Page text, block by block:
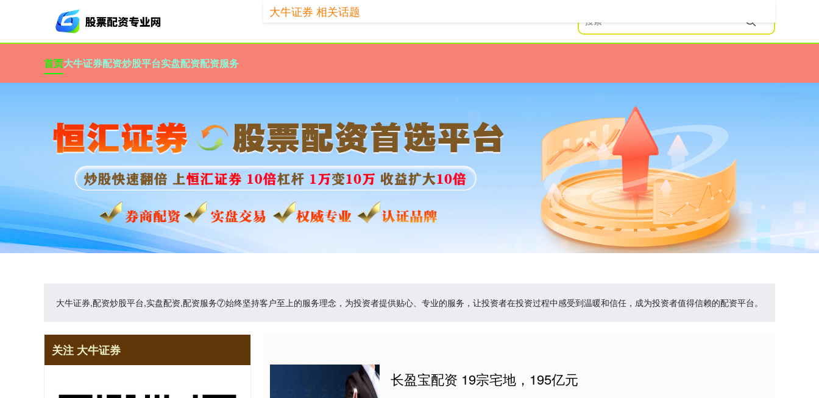
首页大牛证券配资炒股平台实盘配资配资服务
大牛证券,配资炒股平台,实盘配资,配资服务⑦始终坚持客户至上的服务理念，为投资者提供贴心、专业的服务，让投资者在投资过程中感受到温暖和信任，成为投资者值得信赖的配资平台。
大牛证券 相关话题
长盈宝配资 19宗宅地，195亿元
关注 大牛证券